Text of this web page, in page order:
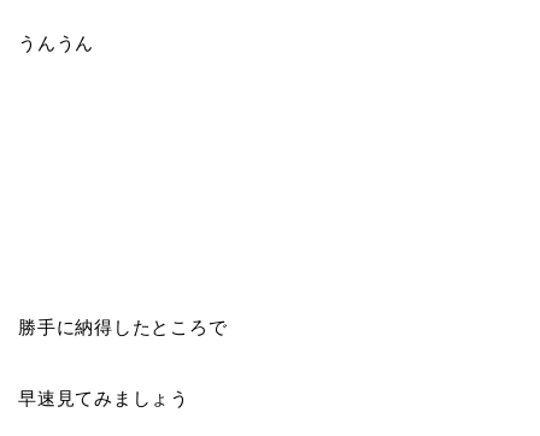
うんうん
勝手に納得したところで
早速見てみましょう